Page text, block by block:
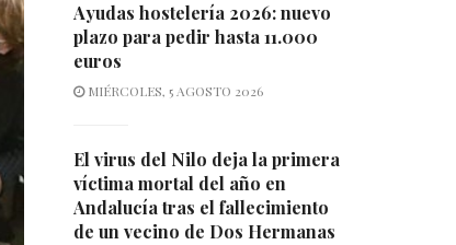
Ayudas hostelería 2026: nuevo
plazo para pedir hasta 11.000
euros
MIÉRCOLES, 5 AGOSTO 2026
El virus del Nilo deja la primera
víctima mortal del año en
Andalucía tras el fallecimiento
de un vecino de Dos Hermanas